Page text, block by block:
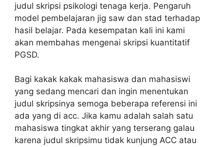
judul skripsi psikologi tenaga kerja. Pengaruh
model pembelajaran jig saw dan stad terhadap
hasil belajar. Pada kesempatan kali ini kami
akan membahas mengenai skripsi kuantitatif
PGSD.
Bagi kakak kakak mahasiswa dan mahasiswi
yang sedang mencari dan ingin menentukan
judul skripsinya semoga beberapa referensi ini
ada yang di acc. Jika kamu adalah salah satu
mahasiswa tingkat akhir yang terserang galau
karena judul skripsimu tidak kunjung ACC atau